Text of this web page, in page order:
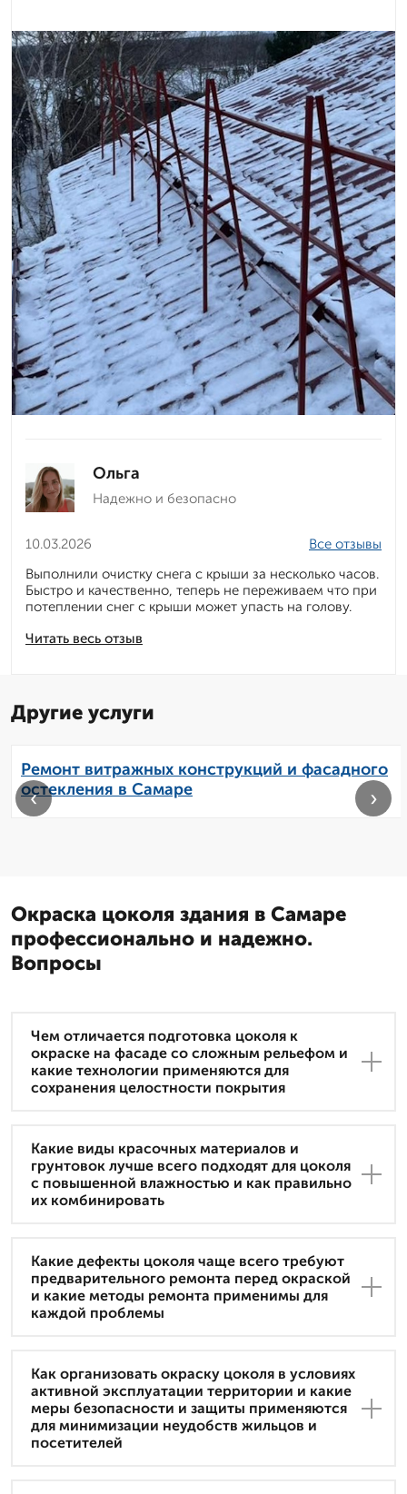
Ольга
Надежно и безопасно
10.03.2026
Читать весь отзыв
Все отзывы
Выполнили очистку снега с крыши за несколько часов.
Быстро и качественно, теперь не переживаем что при
потеплении снег с крыши может упасть на голову.
Другие услуги
Ремонт витражных конструкций и фасадного
остекления в Самаре
‹ ›
Окраска цоколя здания в Самаре
профессионально и надежно.
Вопросы
Чем отличается подготовка цоколя к
окраске на фасаде со сложным рельефом и
какие технологии применяются для
сохранения целостности покрытия
Какие виды красочных материалов и
грунтовок лучше всего подходят для цоколя
с повышенной влажностью и как правильно
их комбинировать
Какие дефекты цоколя чаще всего требуют
предварительного ремонта перед окраской
и какие методы ремонта применимы для
каждой проблемы
Как организовать окраску цоколя в условиях
активной эксплуатации территории и какие
меры безопасности и защиты применяются
для минимизации неудобств жильцов и
посетителей